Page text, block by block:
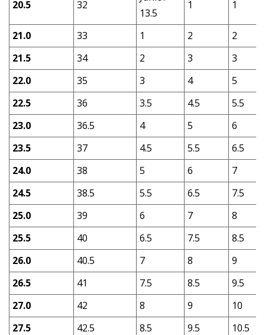
20.5 32
13.5
1 1
21.0 33 1 2
2
21.5
34 2 3
3
22.0
35 3 4
5
22.5
36 3.5 4.5
5.5
23.0
36.5 4 5
6
23.5
37 4.5 5.5
6.5
24.0
38 5 6
7
24.5
38.5 5.5 6.5
7.5
25.0
39 6 7
8
25.5
40 6.5 7.5
8.5
26.0
40.5 7 8
9
26.5
41 7.5 8.5
9.5
27.0
42 8 9
10
27.5
42.5 8.5 9.5
10.5